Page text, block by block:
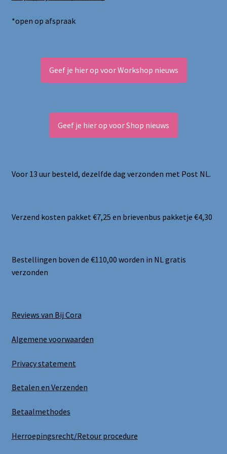
*open op afspraak
Geef je hier op voor Workshop nieuws
Geef je hier op voor Shop nieuws
Voor 13 uur besteld, dezelfde dag verzonden met Post NL.
Verzend kosten pakket €7,25 en brievenbus pakketje €4,30
Bestellingen boven de €110,00 worden in NL gratis
verzonden
Reviews van Bij Cora
Algemene voorwaarden
Privacy statement
Betalen en Verzenden
Betaalmethodes
Herroepingsrecht/Retour procedure